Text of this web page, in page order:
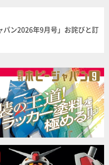
パン2026年9月号」お詫びと訂